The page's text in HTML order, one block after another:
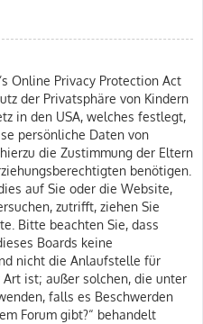
Online Privacy Protection Act
der Privatsphäre von Kindern
in den USA, welches festlegt,
persönliche Daten von
die Zustimmung der Eltern
benötigen.
auf Sie oder die Website,
zutrifft, ziehen Sie
Bitte beachten Sie, dass
Boards keine
nicht die Anlaufstelle für
ist; außer solchen, die unter
falls es Beschwerden
Forum gibt?“ behandelt